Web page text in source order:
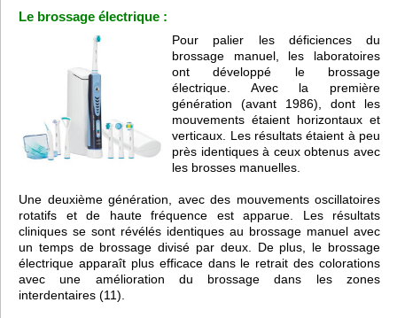
Le brossage électrique :
Pour palier les déficiences du
brossage manuel, les laboratoires
ont développé le brossage
électrique. Avec la première
génération (avant 1986), dont les
mouvements étaient horizontaux et
verticaux. Les résultats étaient à peu
près identiques à ceux obtenus avec
les brosses manuelles.
Une deuxième génération, avec des mouvements oscillatoires
rotatifs et de haute fréquence est apparue. Les résultats
cliniques se sont révélés identiques au brossage manuel avec
un temps de brossage divisé par deux. De plus, le brossage
électrique apparaît plus efficace dans le retrait des colorations
avec une amélioration du brossage dans les zones
interdentaires (11).